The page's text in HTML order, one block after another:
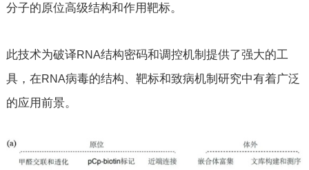
分子的原位高级结构和作用靶标。
此技术为破译RNA结构密码和调控机制提供了强大的工
具，在RNA病毒的结构、靶标和致病机制研究中有着广泛
的应用前景。